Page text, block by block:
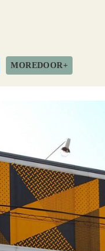
MOREDOOR+